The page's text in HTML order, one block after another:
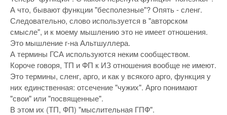
А что, бывают функции "бесполезные"? Опять - сленг.
Следовательно, слово используется в "авторском
смысле", и к моему мышлению это не имеет отношения.
Это мышление г-на Альтшуллера.
А термины ГСА используются неким сообществом.
Короче говоря, ТП и ФП к ИЗ отношения вообще не имеют.
Это термины, сленг, арго, и как у всякого арго, функция у
них единственная: отсечение "чужих". Арго понимают
"свои" или "посвященные".
В этом их (ТП, ФП) "мыслительная ГПФ".